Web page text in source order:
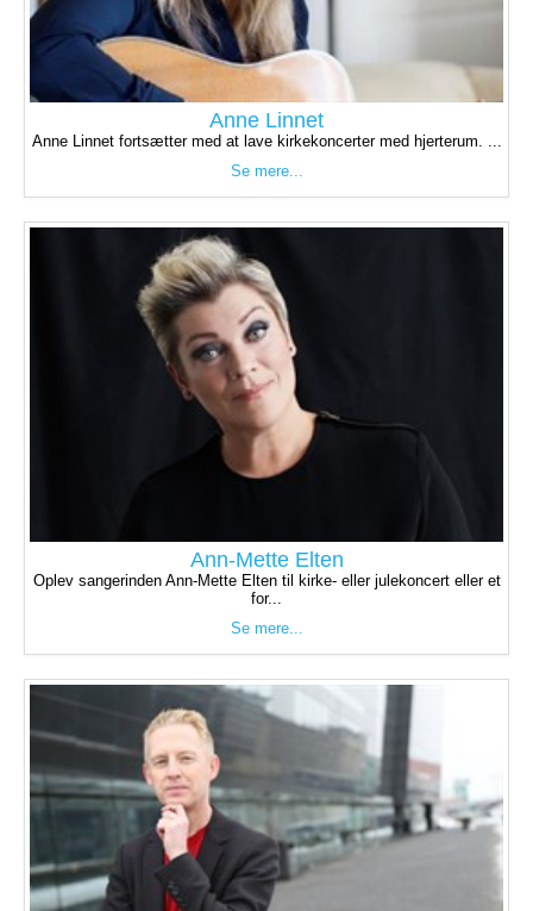
Anne Linnet
Anne Linnet fortsætter med at lave kirkekoncerter med hjerterum. ...
Se mere...
Ann-Mette Elten
Oplev sangerinden Ann-Mette Elten til kirke- eller julekoncert eller et
for...
Se mere...